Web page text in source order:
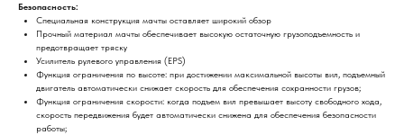
Безопасность:
Специальная конструкция мачты оставляет широкий обзор
Прочный материал мачты обеспечивает высокую остаточную грузоподъемность и
предотвращает тряску
Усилитель рулевого управления (EPS)
Функция ограничения по высоте: при достижении максимальной высоты вил, подъемный
двигатель автоматически снижает скорость для обеспечения сохранности грузов;
Функция ограничения скорости: когда подъем вил превышает высоту свободного хода,
скорость передвижения будет автоматически снижена для обеспечения безопасности
работы;